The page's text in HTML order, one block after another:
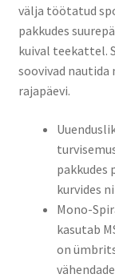
välja töötatud
pakkudes
kuival teekattel.
soovivad
rajapäevi.​
pakkudes
kurvides
Mono-
kasutab
on